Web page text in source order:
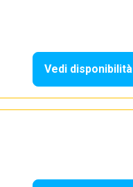
Vedi disponibilità